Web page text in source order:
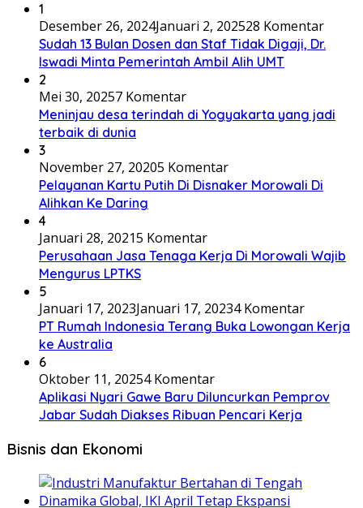
1
Desember 26, 2024Januari 2, 202528 Komentar
Sudah 13 Bulan Dosen dan Staf Tidak Digaji, Dr.
Iswadi Minta Pemerintah Ambil Alih UMT
2
Mei 30, 20257 Komentar
Meninjau desa terindah di Yogyakarta yang jadi
terbaik di dunia
3
November 27, 20205 Komentar
Pelayanan Kartu Putih Di Disnaker Morowali Di
Alihkan Ke Daring
4
Januari 28, 20215 Komentar
Perusahaan Jasa Tenaga Kerja Di Morowali Wajib
Mengurus LPTKS
5
Januari 17, 2023Januari 17, 20234 Komentar
PT Rumah Indonesia Terang Buka Lowongan Kerja
ke Australia
6
Oktober 11, 20254 Komentar
Aplikasi Nyari Gawe Baru Diluncurkan Pemprov
Jabar Sudah Diakses Ribuan Pencari Kerja
Bisnis dan Ekonomi